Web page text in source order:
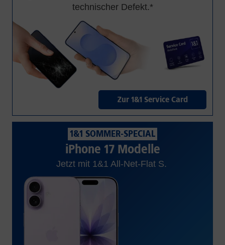
technischer Defekt.*
Zur 1&1 Service Card
1&1 SOMMER-SPECIAL
iPhone 17 Modelle
Jetzt mit 1&1 All-Net-Flat S.